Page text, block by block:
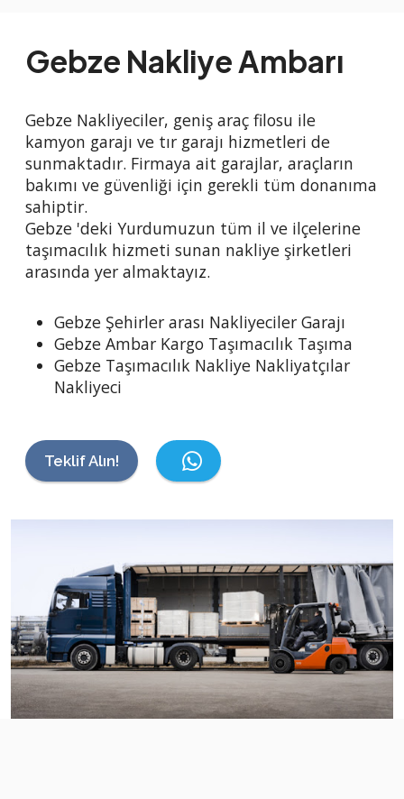
Gebze Nakliye Ambarı
Gebze Nakliyeciler, geniş araç filosu ile
kamyon garajı ve tır garajı hizmetleri de
sunmaktadır. Firmaya ait garajlar, araçların
bakımı ve güvenliği için gerekli tüm donanıma
sahiptir.
Gebze 'deki Yurdumuzun tüm il ve ilçelerine
taşımacılık hizmeti sunan nakliye şirketleri
arasında yer almaktayız.
Gebze Şehirler arası Nakliyeciler Garajı
Gebze Ambar Kargo Taşımacılık Taşıma
Gebze Taşımacılık Nakliye Nakliyatçılar
Nakliyeci
Teklif Alın!